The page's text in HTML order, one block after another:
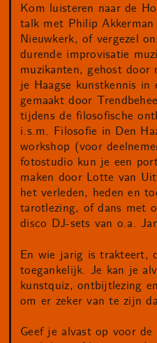
Kom luisteren naar de
talk met Philip
Nieuwkerk, of vergezel
durende improvisatie
muzikanten, gehost door
je Haagse kunstkennis in
gemaakt door
tijdens de filosofische
i.s.m. Filosofie in Den
workshop (voor
fotostudio kun je een
maken door Lotte van
het verleden, heden en
tarotlezing, of dans met
disco DJ-sets van o.a.
En wie jarig is trakteert,
toegankelijk. Je kan je
kunstquiz, ontbijtlezing
om er zeker van te zijn
Geef je alvast op voor